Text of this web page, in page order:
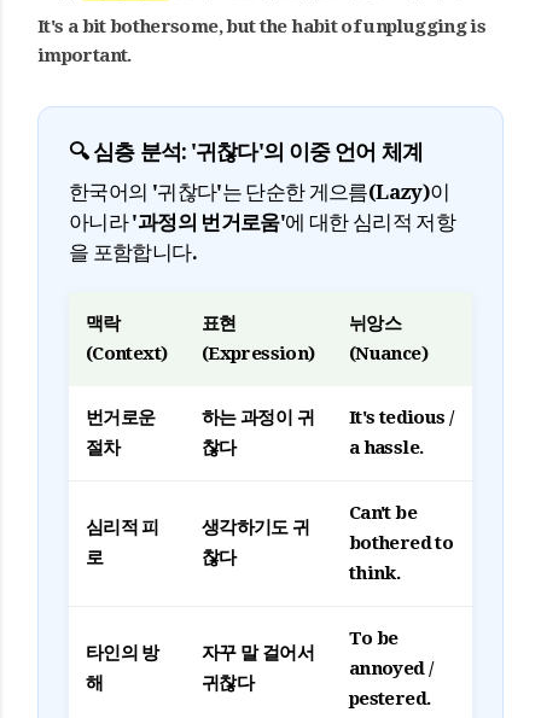
It's a bit bothersome, but the habit of unplugging is
important.
🔍 심층 분석: '귀찮다'의 이중 언어 체계
한국어의 '귀찮다'는 단순한 게으름(Lazy)이
아니라'과정의 번거로움'에 대한 심리적 저항
을 포함합니다.
맥락
(Context)
표현
(Expression)
뉘앙스
(Nuance)
번거로운
절차
하는 과정이 귀
찮다
It's tedious /
a hassle.
심리적 피
로
생각하기도 귀
찮다
Can't be
bothered to
think.
타인의 방
해
자꾸 말 걸어서
귀찮다
To be
annoyed /
pestered.